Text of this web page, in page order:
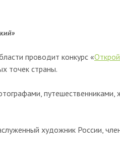
проводит конкурс «
точек страны.
художник России,